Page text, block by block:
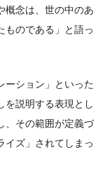
概念は、世の中のあ
ものである」と語っ
ーション」といった
を説明する表現とし
、その範囲が定義づ
イズ」されてしまっ